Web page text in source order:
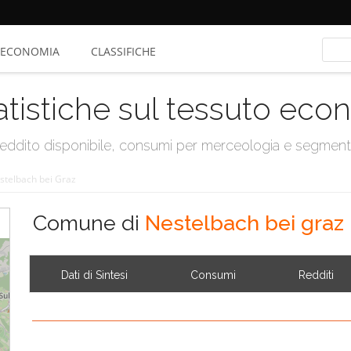
ECONOMIA CLASSIFICHE
sul tessuto
disponibile, consumi per merceologia e
bei Graz
Comune di Nestelbach bei graz
Dati di Sintesi Consumi Redditi